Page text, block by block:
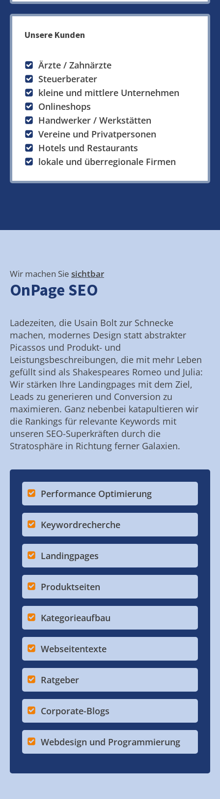
Unsere Kunden
Ärzte / Zahnärzte
Steuerberater
kleine und mittlere Unternehmen
Onlineshops
Handwerker / Werkstätten
Vereine und Privatpersonen
Hotels und Restaurants
lokale und überregionale Firmen
Wir machen Sie sichtbar
OnPage SEO
Ladezeiten, die Usain Bolt zur Schnecke
machen, modernes Design statt abstrakter
Picassos und Produkt- und
Leistungsbeschreibungen, die mit mehr Leben
gefüllt sind als Shakespeares Romeo und Julia:
Wir stärken Ihre Landingpages mit dem Ziel,
Leads zu generieren und Conversion zu
maximieren. Ganz nebenbei katapultieren wir
die Rankings für relevante Keywords mit
unseren SEO-Superkräften durch die
Stratosphäre in Richtung ferner Galaxien.
Performance Optimierung
Keywordrecherche
Landingpages
Produktseiten
Kategorieaufbau
Webseitentexte
Ratgeber
Corporate-Blogs
Webdesign und Programmierung